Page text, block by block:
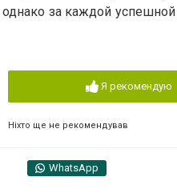
за каждой
Я рекомендую
Ніхто ще не рекомендував
WhatsApp